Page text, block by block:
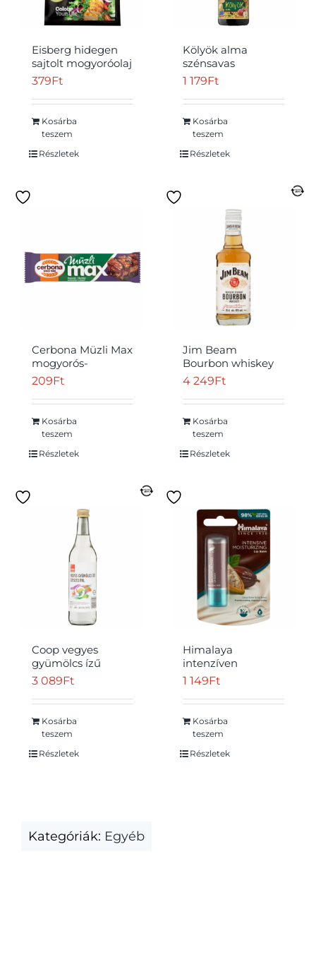
Eisberg hidegen
sajtolt mogyoróolaj
és pisztáciaolaj
379Ft
Kosárba
teszem
Részletek
Kölyök alma
szénsavas
gyümölcsital 0,75 l
1 179Ft
Kosárba
teszem
Részletek
Cerbona Müzli Max
mogyorós-
karamellás
209Ft
Kosárba
teszem
Részletek
Jim Beam
Bourbon whiskey
40% 0,2 l
4 249Ft
Kosárba
teszem
Részletek
Coop vegyes
gyümölcs ízű
szeszesital 34,5%
3 089Ft
Kosárba
teszem
Részletek
Himalaya
intenzíven
hidratáló
ajakbalzsam 4,5 g
1 149Ft
Kosárba
teszem
Részletek
Kategóriák: Egyéb